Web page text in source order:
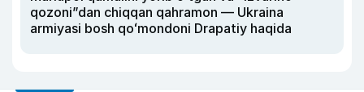
qozoni”dan chiqqan qahramon — Ukraina
armiyasi bosh qoʻmondoni Drapatiy haqida